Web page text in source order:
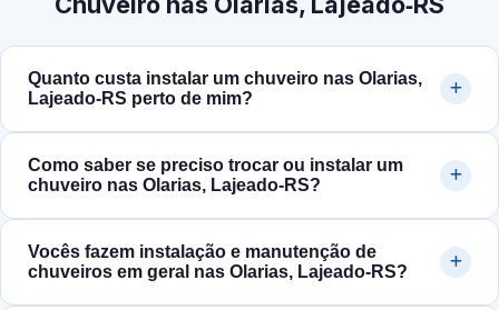
Quanto custa instalar um chuveiro nas Olarias,
Lajeado‑RS perto de mim?
Como saber se preciso trocar ou instalar um
chuveiro nas Olarias, Lajeado‑RS?
Vocês fazem instalação e manutenção de
chuveiros em geral nas Olarias, Lajeado‑RS?